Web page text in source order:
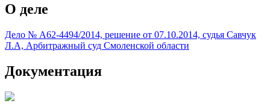
О деле
Дело № А62-4494/2014, решение от 07.10.2014, судья Савчук
Л.А, Арбитражный суд Смоленской области
Документация